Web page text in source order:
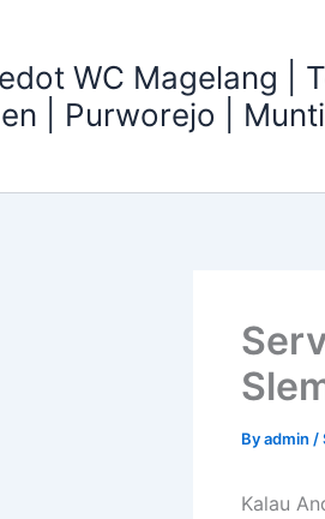
WC Magelang |
| Purworejo |
Byadmin /
Kalau